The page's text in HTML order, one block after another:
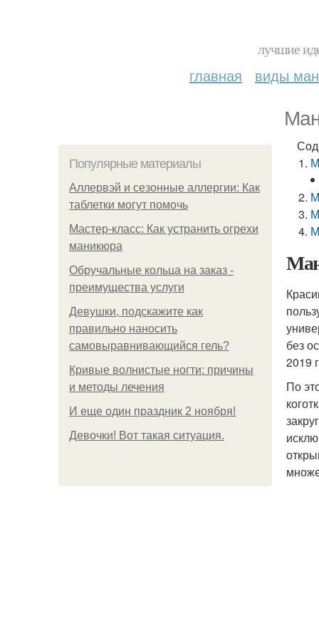
лучшие
главная виды
Популярные материалы
Аллервэй и сезонные аллергии: Как
таблетки могут помочь
Мастер-класс: Как устранить огрехи
маникюра
Обручальные кольца на заказ -
преимущества услуги
Девушки, подскажите как
правильно наносить
самовыравнивающийся гель?
Кривые волнистые ногти: причины
и методы лечения
И еще один праздник 2 ноября!
Девочки! Вот такая ситуация.
без
2019
По